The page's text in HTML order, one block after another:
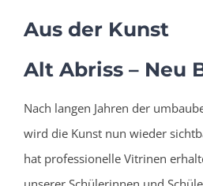
Aus der Kunst
Alt Abriss – Neu
Nach langen Jahren der
wird die Kunst nun wieder
hat professionelle Vitrinen